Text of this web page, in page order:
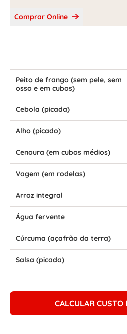
Comprar Online
Peito de frango (sem pele, sem
osso e em cubos)
Cebola (picada)
Alho (picado)
Cenoura (em cubos médios)
Vagem (em rodelas)
Arroz integral
Água fervente
Cúrcuma (açafrão da terra)
Salsa (picada)
CALCULAR CUSTO